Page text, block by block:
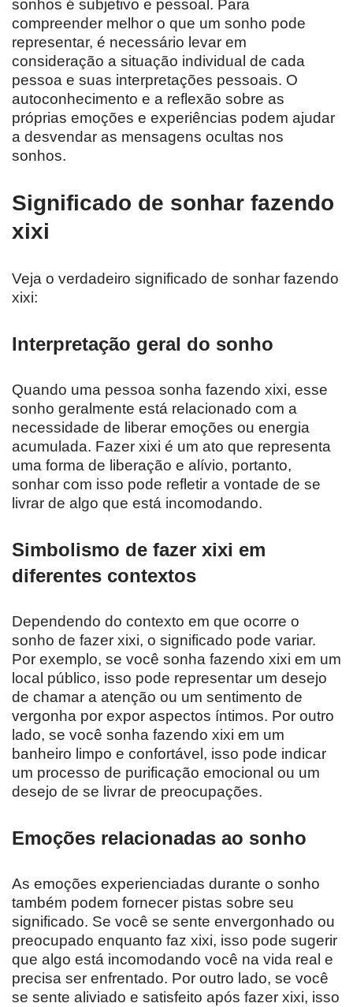
sonhos é subjetivo e pessoal. Para
compreender melhor o que um sonho pode
representar, é necessário levar em
consideração a situação individual de cada
pessoa e suas interpretações pessoais. O
autoconhecimento e a reflexão sobre as
próprias emoções e experiências podem ajudar
a desvendar as mensagens ocultas nos
sonhos.
Significado de sonhar fazendo
xixi
Veja o verdadeiro significado de sonhar fazendo
xixi:
Interpretação geral do sonho
Quando uma pessoa sonha fazendo xixi, esse
sonho geralmente está relacionado com a
necessidade de liberar emoções ou energia
acumulada. Fazer xixi é um ato que representa
uma forma de liberação e alívio, portanto,
sonhar com isso pode refletir a vontade de se
livrar de algo que está incomodando.
Simbolismo de fazer xixi em
diferentes contextos
Dependendo do contexto em que ocorre o
sonho de fazer xixi, o significado pode variar.
Por exemplo, se você sonha fazendo xixi em um
local público, isso pode representar um desejo
de chamar a atenção ou um sentimento de
vergonha por expor aspectos íntimos. Por outro
lado, se você sonha fazendo xixi em um
banheiro limpo e confortável, isso pode indicar
um processo de purificação emocional ou um
desejo de se livrar de preocupações.
Emoções relacionadas ao sonho
As emoções experienciadas durante o sonho
também podem fornecer pistas sobre seu
significado. Se você se sente envergonhado ou
preocupado enquanto faz xixi, isso pode sugerir
que algo está incomodando você na vida real e
precisa ser enfrentado. Por outro lado, se você
se sente aliviado e satisfeito após fazer xixi, isso